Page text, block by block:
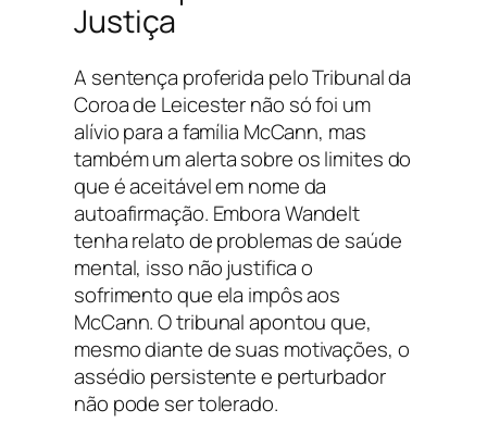
Justiça
A sentença proferida pelo Tribunal da
Coroa de Leicester não só foi um
alívio para a família McCann, mas
também um alerta sobre os limites do
que é aceitável em nome da
autoafirmação. Embora Wandelt
tenha relato de problemas de saúde
mental, isso não justifica o
sofrimento que ela impôs aos
McCann. O tribunal apontou que,
mesmo diante de suas motivações, o
assédio persistente e perturbador
não pode ser tolerado.